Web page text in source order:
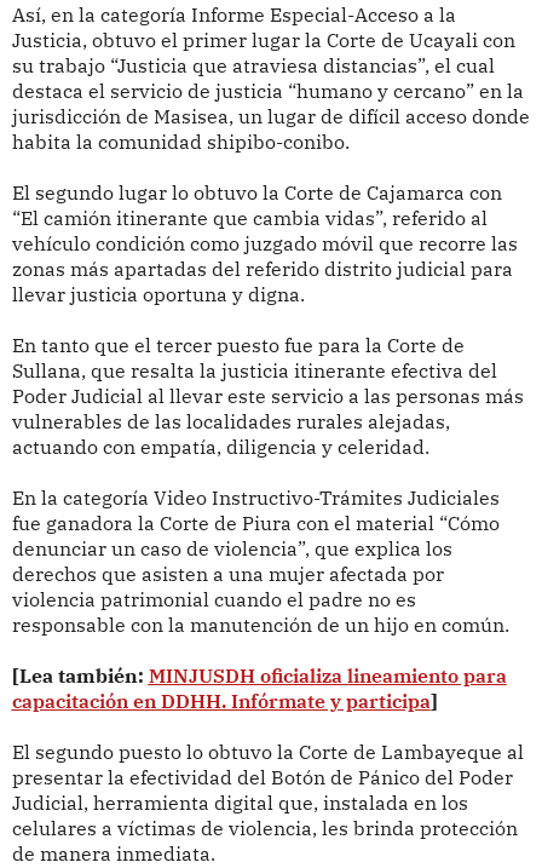
Así, en la categoría Informe Especial-Acceso a la
Justicia, obtuvo el primer lugar la Corte de Ucayali con
su trabajo “Justicia que atraviesa distancias”, el cual
destaca el servicio de justicia “humano y cercano” en la
jurisdicción de Masisea, un lugar de difícil acceso donde
habita la comunidad shipibo-conibo.
El segundo lugar lo obtuvo la Corte de Cajamarca con
“El camión itinerante que cambia vidas”, referido al
vehículo condición como juzgado móvil que recorre las
zonas más apartadas del referido distrito judicial para
llevar justicia oportuna y digna.
En tanto que el tercer puesto fue para la Corte de
Sullana, que resalta la justicia itinerante efectiva del
Poder Judicial al llevar este servicio a las personas más
vulnerables de las localidades rurales alejadas,
actuando con empatía, diligencia y celeridad.
En la categoría Video Instructivo-Trámites Judiciales
fue ganadora la Corte de Piura con el material “Cómo
denunciar un caso de violencia”, que explica los
derechos que asisten a una mujer afectada por
violencia patrimonial cuando el padre no es
responsable con la manutención de un hijo en común.
[Lea también: MINJUSDH oficializa lineamiento para
capacitación en DDHH. Infórmate y participa]
El segundo puesto lo obtuvo la Corte de Lambayeque al
presentar la efectividad del Botón de Pánico del Poder
Judicial, herramienta digital que, instalada en los
celulares a víctimas de violencia, les brinda protección
de manera inmediata.